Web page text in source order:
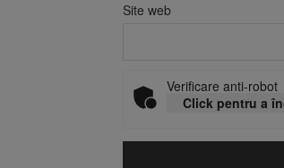
Site web
Verificare anti-robot
Click pentru a